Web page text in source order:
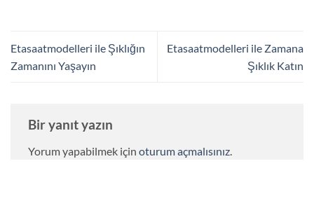
Etasaatmodelleri ile Şıklığın
Zamanını Yaşayın
Etasaatmodelleri ile Zamana
Şıklık Katın
Bir yanıt yazın
Yorum yapabilmek için oturum açmalısınız.